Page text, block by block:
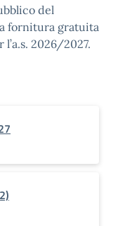
del
fornitura gratuita
2026/2027.